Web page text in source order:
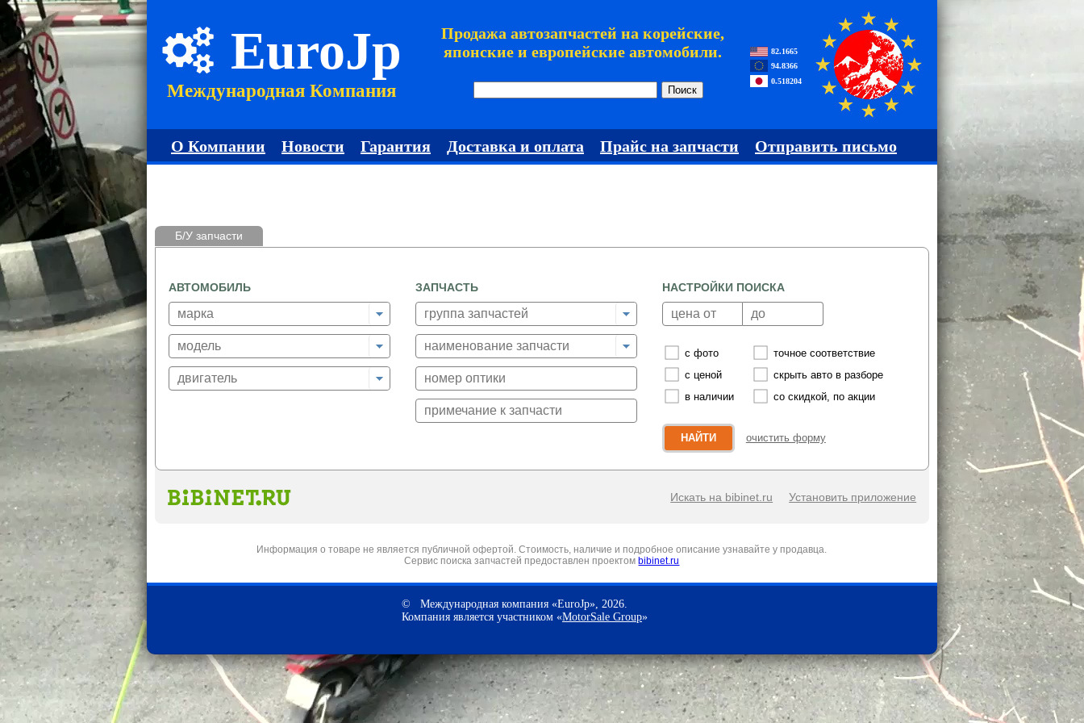
EuroJp
Международная Компания
Продажа автозапчастей на корейские,
японские и европейские автомобили.
82.1665
94.8366
0.518204
О Компании Новости Гарантия Доставка и оплата Прайс на запчасти Отправить письмо
Б/У запчасти
АВТОМОБИЛЬ ЗАПЧАСТЬ НАСТРОЙКИ ПОИСКА
с фото
точное соответствие
с ценой
скрыть авто в разборе
в наличии
со скидкой, по акции
НАЙТИ очистить форму
Искать на bibinet.ru Установить приложение
Информация о товаре не является публичной офертой. Стоимость, наличие и подробное описание узнавайте у продавца.
Сервис поиска запчастей предоставлен проектом bibinet.ru
© Международная компания «EuroJp», 2026.
Компания является участником «MotorSale Group»